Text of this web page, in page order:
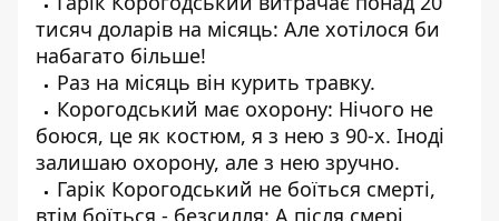
тисяч доларів на місяць: Але хотілося би
набагато більше!
Раз на місяць він курить травку.
Корогодський має охорону: Нічого не
боюся, це як костюм, я з нею з 90-х. Іноді
залишаю охорону, але з нею зручно.
Гарік Корогодський не боїться смерті,